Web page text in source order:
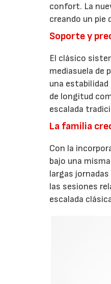
confort. La
creando un pie
Soporte y
El clásico
mediasuela de
una
de longitud
escalada
La familia
Con la
bajo una
largas
las sesiones
escalada